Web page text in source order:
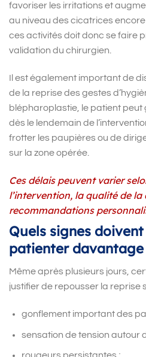
favoriser les irritations et
au niveau des cicatrices
ces activités doit donc se faire
validation du chirurgien.
Il est également important de
de la reprise des gestes
blépharoplastie, le patient
dès le lendemain de
frotter les paupières ou de
sur la zone opérée.
Ces délais peuvent varier
l’intervention, la qualité de
recommandations
Quels signes
patienter davantage
Même après plusieurs jours,
justifier de repousser la reprise
gonflement important des
sensation de tension autour